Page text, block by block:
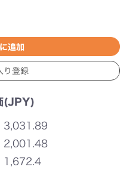
(JPY)
3,031.89
2,001.48
1,672.4